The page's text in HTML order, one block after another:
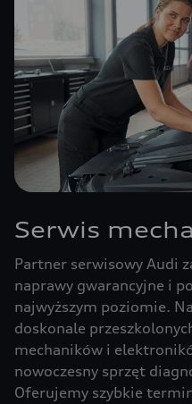
Serwis
Partner serwisowy Audi
naprawy gwarancyjne i
najwyższym poziomie.
doskonale
mechaników i
nowoczesny sprzęt
Oferujemy szybkie